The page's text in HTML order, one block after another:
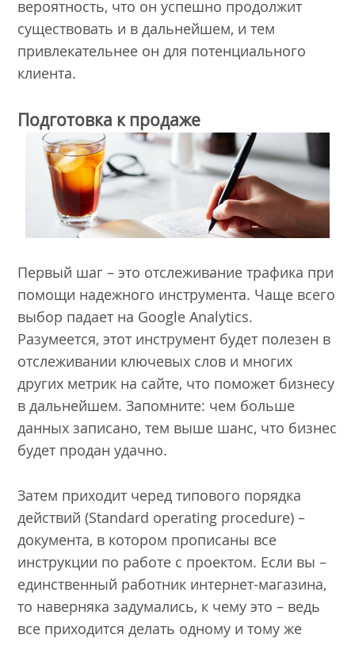
вероятность, что он успешно продолжит
существовать и в дальнейшем, и тем
привлекательнее он для потенциального
клиента.
Подготовка к продаже
Первый шаг – это отслеживание трафика при
помощи надежного инструмента. Чаще всего
выбор падает на Google Analytics.
Разумеется, этот инструмент будет полезен в
отслеживании ключевых слов и многих
других метрик на сайте, что поможет бизнесу
в дальнейшем. Запомните: чем больше
данных записано, тем выше шанс, что бизнес
будет продан удачно.
Затем приходит черед типового порядка
действий (Standard operating procedure) –
документа, в котором прописаны все
инструкции по работе с проектом. Если вы –
единственный работник интернет-магазина,
то наверняка задумались, к чему это – ведь
все приходится делать одному и тому же